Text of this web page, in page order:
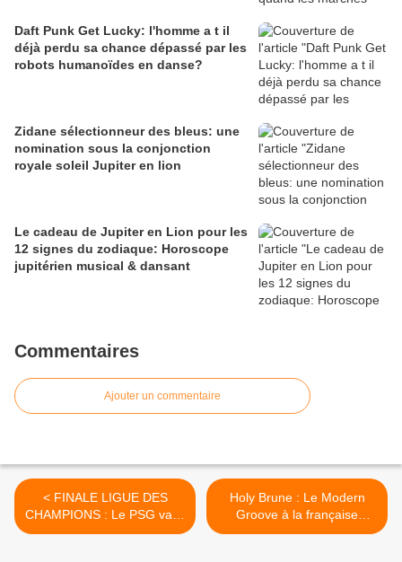
Daft Punk Get Lucky: l'homme a t il
déjà perdu sa chance dépassé par les
robots humanoïdes en danse?
Zidane sélectionneur des bleus: une
nomination sous la conjonction
royale soleil Jupiter en lion
Le cadeau de Jupiter en Lion pour les
12 signes du zodiaque: Horoscope
jupitérien musical & dansant
Commentaires
Ajouter un commentaire
< FINALE LIGUE DES
CHAMPIONS : Le PSG va-t-
il gagner sa 2e étoile face à
Holy Brune : Le Modern
Groove à la française
revisité sous le Soleil